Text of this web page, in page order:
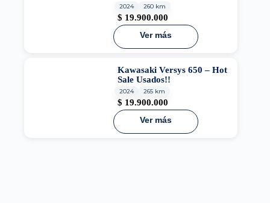
2024 260 km
$ 19.900.000
Ver más
Kawasaki Versys 650 – Hot
Sale Usados!!
2024 265 km
$ 19.900.000
Ver más